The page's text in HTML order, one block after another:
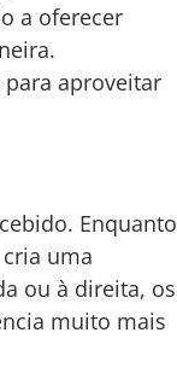
a oferecer
aproveitar
Enquanto
uma
ou à direita, os
muito mais